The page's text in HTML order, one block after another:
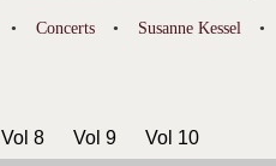
Concerts Susanne Kessel
Vol 8 Vol 9 Vol 10